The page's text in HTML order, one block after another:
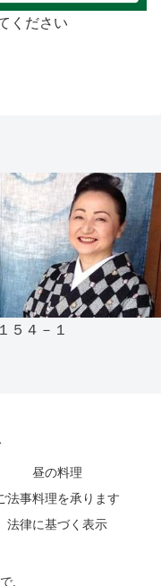
ください
５４－１
昼の料理
法事料理を承ります
法律に基づく表示
.